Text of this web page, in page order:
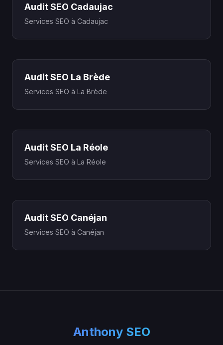
Audit SEO Cadaujac
Services SEO à Cadaujac
Audit SEO La Brède
Services SEO à La Brède
Audit SEO La Réole
Services SEO à La Réole
Audit SEO Canéjan
Services SEO à Canéjan
Anthony SEO